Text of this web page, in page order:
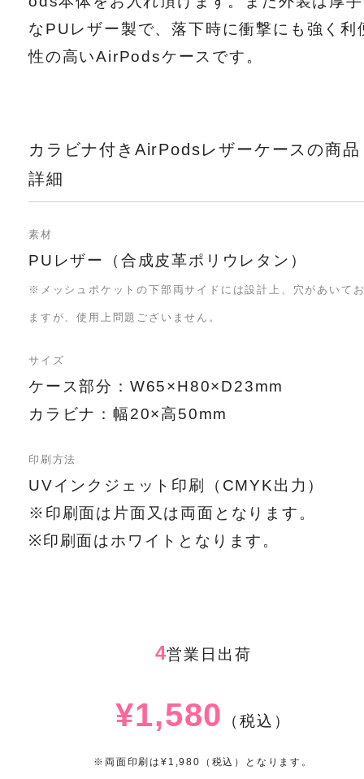
なPUレザー製で、落下時に衝撃にも強く利
性の高いAirPodsケースです。
カラビナ付きAirPodsレザーケースの商品
詳細
素材
PUレザー（合成皮革ポリウレタン）
※メッシュポケットの下部両サイドには設計上、穴があいて
ますが、使用上問題ございません。
サイズ
ケース部分：W65×H80×D23mm
カラビナ：幅20×高50mm
印刷方法
UVインクジェット印刷（CMYK出力）
※印刷面は片面又は両面となります。
※印刷面はホワイトとなります。
4営業日出荷
¥1,580 （税込）
※両面印刷は¥1,980（税込）となります。